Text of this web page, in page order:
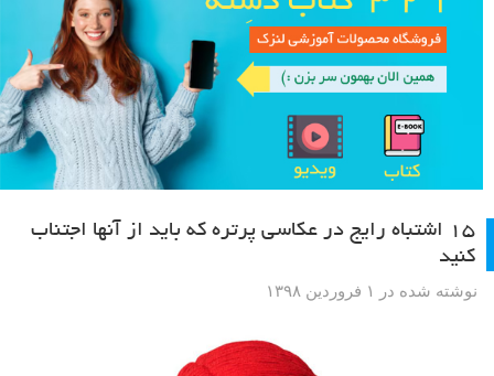
۱۵ اشتباه رایج در عکاسی پرتره که باید از آنها اجتناب
کنید
نوشته شده در ۱ فروردین ۱۳۹۸